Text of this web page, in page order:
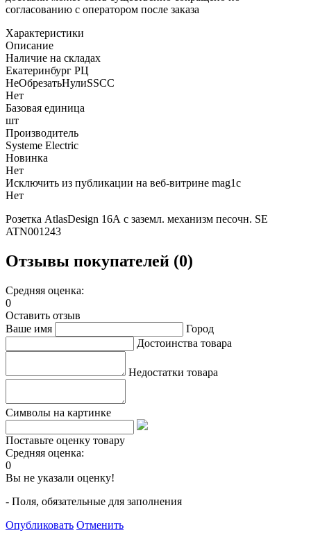
согласованию с оператором после заказа
Характеристики
Описание
Наличие на складах
Екатеринбург РЦ
НеОбрезатьНулиSSCC
Нет
Базовая единица
шт
Производитель
Systeme Electric
Новинка
Нет
Исключить из публикации на веб-витрине mag1c
Нет
Розетка AtlasDesign 16А с заземл. механизм песочн. SE
ATN001243
Отзывы покупателей (0)
Средняя оценка:
0
Оставить отзыв
Ваше имя
Город
Достоинства товара
Недостатки товара
Символы на картинке
Поставьте оценку товару
Средняя оценка:
0
Вы не указали оценку!
- Поля, обязательные для заполнения
Опубликовать Отменить